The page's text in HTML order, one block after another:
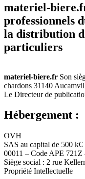
materiel-
professionnels
la distribution
particuliers
materiel-biere.fr Son
chardons 31140
Le Directeur de
Hébergement :
OVH
SAS au capital de 500
00011 – Code APE
Siège social : 2 rue
Propriété Intellectuelle